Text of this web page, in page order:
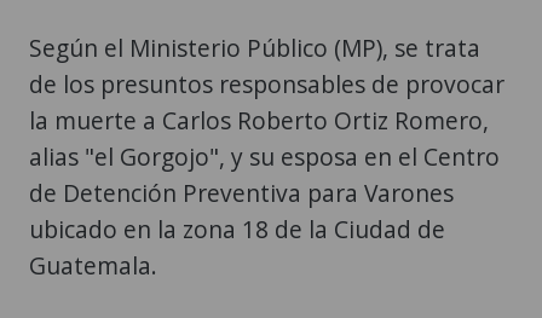
Según el Ministerio Público (MP), se trata
de los presuntos responsables de provocar
la muerte a Carlos Roberto Ortiz Romero,
alias "el Gorgojo", y su esposa en el Centro
de Detención Preventiva para Varones
ubicado en la zona 18 de la Ciudad de
Guatemala.